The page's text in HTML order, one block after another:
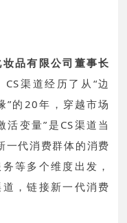
品有限公司董事长
CS渠道经历了从“边
”的20年，穿越市场
活变量”是CS渠道当
一代消费群体的消费
等多个维度出发，
，链接新一代消费